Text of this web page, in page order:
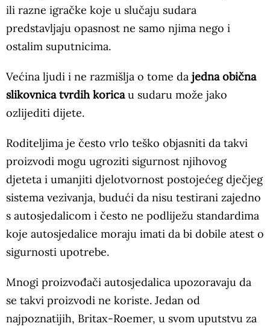
ili razne igračke koje u slučaju sudara
predstavljaju opasnost ne samo njima nego i
ostalim suputnicima.
Većina ljudi i ne razmišlja o tome da jedna obična
slikovnica tvrdih koricau sudaru može jako
ozlijediti dijete.
Roditeljima je često vrlo teško objasniti da takvi
proizvodi mogu ugroziti sigurnost njihovog
djeteta i umanjiti djelotvornost postojećeg dječjeg
sistema vezivanja, budući da nisu testirani zajedno
s autosjedalicom i često ne podliježu standardima
koje autosjedalice moraju imati da bi dobile atest o
sigurnosti upotrebe.
Mnogi proizvođači autosjedalica upozoravaju da
se takvi proizvodi ne koriste. Jedan od
najpoznatijih, Britax-Roemer, u svom uputstvu za